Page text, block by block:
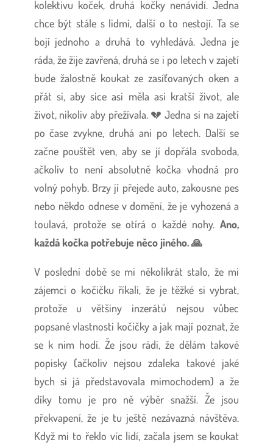
kolektivu koček, druhá kočky nenávidí. Jedna
chce být stále s lidmi, další o to nestojí. Ta se
bojí jednoho a druhá to vyhledává. Jedna je
ráda, že žije zavřená, druhá se i po letech v zajetí
bude žalostně koukat ze zasíťovaných oken a
přát si, aby sice asi měla asi kratší život, ale
život, nikoliv aby přežívala. 💔 Jedna si na zajetí
po čase zvykne, druhá ani po letech. Další se
začne pouštět ven, aby se jí dopřála svoboda,
ačkoliv to není absolutně kočka vhodná pro
volný pohyb. Brzy jí přejede auto, zakousne pes
nebo někdo odnese v domění, že je vyhozená a
toulavá, protože se otírá o každé nohy.Ano,
každá kočka potřebuje něco jiného. 🙏
V poslední době se mi několikrát stalo, že mi
zájemci o kočičku říkali, že je těžké si vybrat,
protože u většiny inzerátů nejsou vůbec
popsané vlastnosti kočičky a jak mají poznat, že
se k nim hodí. Že jsou rádi, že dělám takové
popisky (ačkoliv nejsou zdaleka takové jaké
bych si já představovala mimochodem) a že
díky tomu je pro ně výběr snažší. Že jsou
překvapení, že je tu ještě nezávazná návštěva.
Když mi to řeklo víc lidí, začala jsem se koukat